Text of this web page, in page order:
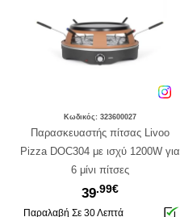
Κωδικός: 323600027
Παρασκευαστής πίτσας Livoo
Pizza DOC304 με ισχύ 1200W για
6 μίνι πίτσες
39.99€
Παραλαβή Σε 30 Λεπτά